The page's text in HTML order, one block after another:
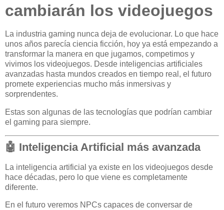
cambiarán los videojuegos
La industria gaming nunca deja de evolucionar. Lo que hace
unos años parecía ciencia ficción, hoy ya está empezando a
transformar la manera en que jugamos, competimos y
vivimos los videojuegos. Desde inteligencias artificiales
avanzadas hasta mundos creados en tiempo real, el futuro
promete experiencias mucho más inmersivas y
sorprendentes.
Estas son algunas de las tecnologías que podrían cambiar
el gaming para siempre.
🤖 Inteligencia Artificial más avanzada
La inteligencia artificial ya existe en los videojuegos desde
hace décadas, pero lo que viene es completamente
diferente.
En el futuro veremos NPCs capaces de conversar de